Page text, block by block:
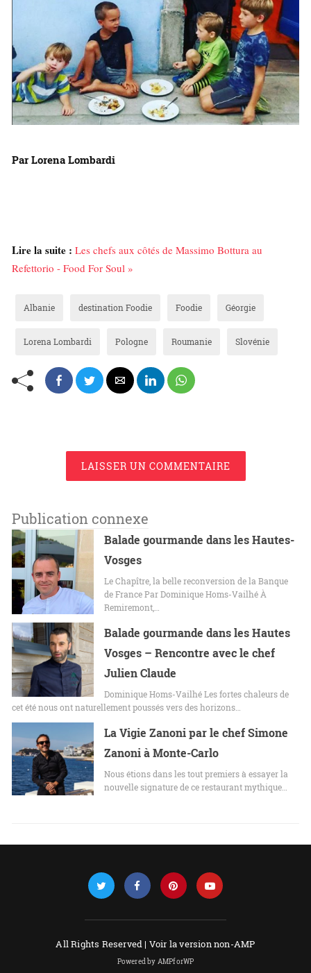
Par Lorena Lombardi
Lire la suite : Les chefs aux côtés de Massimo Bottura au
Refettorio - Food For Soul »
Albanie destination Foodie Foodie Géorgie
Lorena Lombardi Pologne Roumanie Slovénie
LAISSER UN COMMENTAIRE
Publication connexe
Balade gourmande dans les Hautes-
Vosges
Le Chapître, la belle reconversion de la Banque
de France Par Dominique Homs-Vailhé À
Remiremont,…
Balade gourmande dans les Hautes
Vosges – Rencontre avec le chef
Julien Claude
Dominique Homs-Vailhé Les fortes chaleurs de
cet été nous ont naturellement poussés vers des horizons…
La Vigie Zanoni par le chef Simone
Zanoni à Monte-Carlo
Nous étions dans les tout premiers à essayer la
nouvelle signature de ce restaurant mythique…
All Rights Reserved | Voir la version non-AMP
Powered by AMPforWP